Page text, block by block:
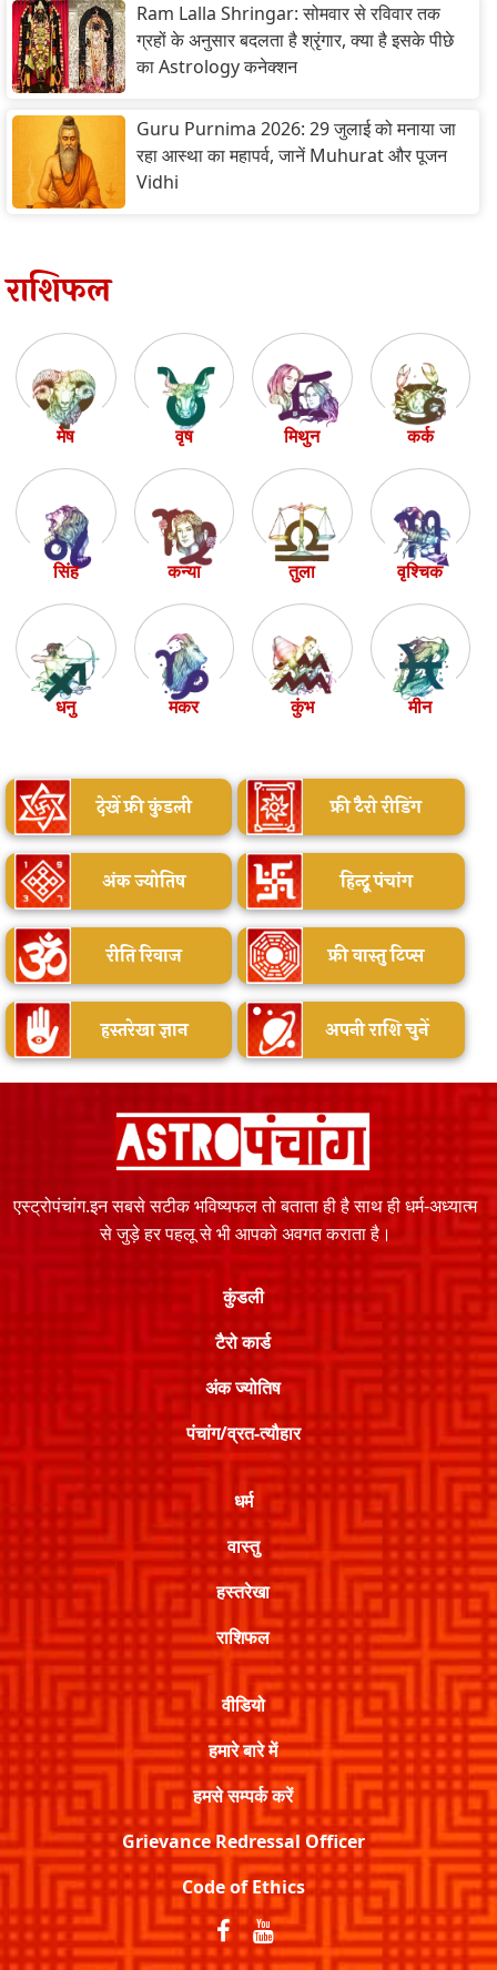
Ram Lalla Shringar: सोमवार से रविवार तक
ग्रहों के अनुसार बदलता है श्रृंगार, क्या है इसके पीछे
का Astrology कनेक्शन
Guru Purnima 2026: 29 जुलाई को मनाया जा
रहा आस्था का महापर्व, जानें Muhurat और पूजन
Vidhi
राशिफल
मेष वृष मिथुन कर्क
सिंह कन्या तुला वृश्चिक
धनु मकर कुंभ मीन
देखें फ्री कुंडली फ्री टैरो रीडिंग
अंक ज्योतिष हिन्दू पंचांग
रीति रिवाज फ्री वास्तु टिप्स
हस्तरेखा ज्ञान अपनी राशि चुनें
एस्ट्रोपंचांग.इन सबसे सटीक भविष्यफल तो बताता ही है साथ ही धर्म-अध्यात्म
से जुड़े हर पहलू से भी आपको अवगत कराता है।
कुंडली
टैरो कार्ड
अंक ज्योतिष
पंचांग/व्रत-त्यौहार
धर्म
वास्तु
हस्तरेखा
राशिफल
वीडियो
हमारे बारे में
हमसे सम्पर्क करें
Grievance Redressal Officer
Code of Ethics